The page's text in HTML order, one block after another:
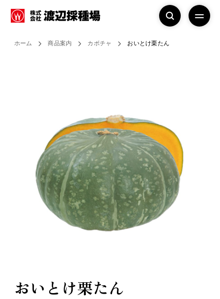
ホーム 商品案内 カボチャ おいとけ栗たん
おいとけ栗たん